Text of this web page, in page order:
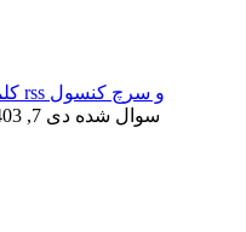
کلمات ژاپنی در آدرس بار برای صفحات rss و سرچ کنسول
سوال شده دی 7, 1403